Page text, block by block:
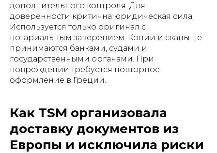
дополнительного контроля. Для
доверенности критична юридическая сила.
Используется только оригинал с
нотариальным заверением. Копии и сканы не
принимаются банками, судами и
государственными органами. При
повреждении требуется повторное
оформление в Греции.
Как TSM организовала
доставку документов из
Европы и исключила риски